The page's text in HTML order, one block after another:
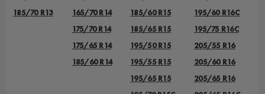
185/70 R13
165/70 R14
175/70 R14
175/65 R14
185/60 R14
185/60 R15
185/65 R15
195/50 R15
195/55 R15
195/65 R15
195/60 R16C
195/75 R16C
205/55 R16
205/60 R16
205/65 R16